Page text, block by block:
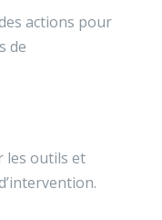
actions pour
de
les outils et